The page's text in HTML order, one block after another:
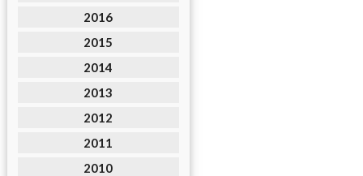
2016
2015
2014
2013
2012
2011
2010